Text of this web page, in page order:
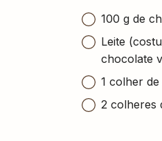
100 g de
Leite
chocolate
1 colher
2 colheres